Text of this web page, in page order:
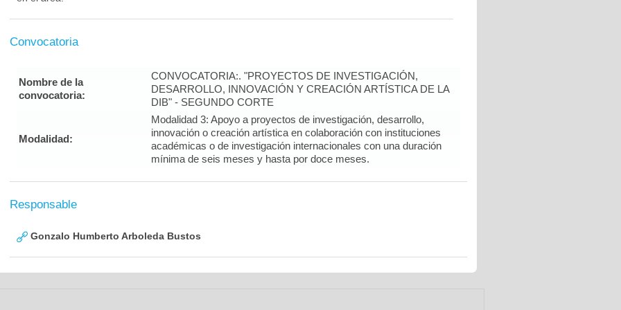
Convocatoria
Nombre de la
convocatoria:
CONVOCATORIA:. "PROYECTOS DE INVESTIGACIÓN,
DESARROLLO, INNOVACIÓN Y CREACIÓN ARTÍSTICA DE LA
DIB" - SEGUNDO CORTE
Modalidad:
Modalidad 3: Apoyo a proyectos de investigación, desarrollo,
innovación o creación artística en colaboración con instituciones
académicas o de investigación internacionales con una duración
mínima de seis meses y hasta por doce meses.
Responsable
Gonzalo Humberto Arboleda Bustos